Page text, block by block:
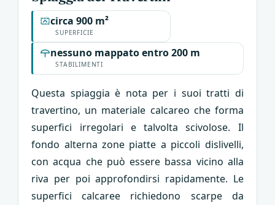
SUPERFICIE
circa 900 m²
STABILIMENTI
nessuno mappato entro 200 m
Questa spiaggia è nota per i suoi tratti di
travertino, un materiale calcareo che forma
superfici irregolari e talvolta scivolose. Il
fondo alterna zone piatte a piccoli dislivelli,
con acqua che può essere bassa vicino alla
riva per poi approfondirsi rapidamente. Le
superfici calcaree richiedono scarpe da